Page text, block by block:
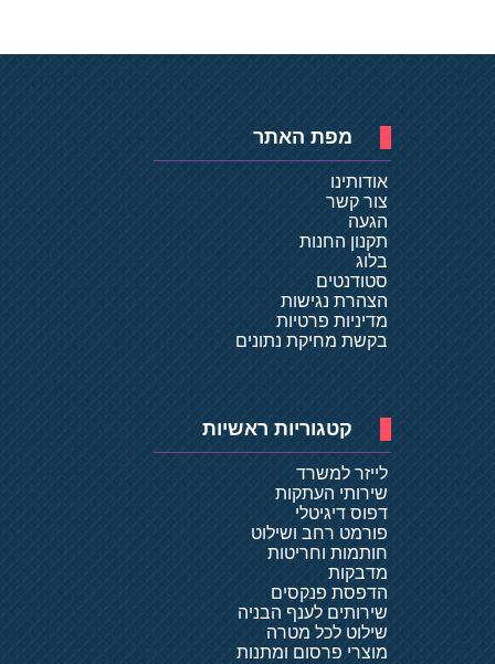
מפת האתר
אודותינו
צור קשר
הגעה
תקנון החנות
בלוג
סטודנטים
הצהרת נגישות
מדיניות פרטיות
בקשת מחיקת נתונים
קטגוריות ראשיות
לייזר למשרד
שירותי העתקות
דפוס דיגיטלי
פורמט רחב ושילוט
חותמות וחריטות
מדבקות
הדפסת פנקסים
שירותים לענף הבניה
שילוט לכל מטרה
מוצרי פרסום ומתנות